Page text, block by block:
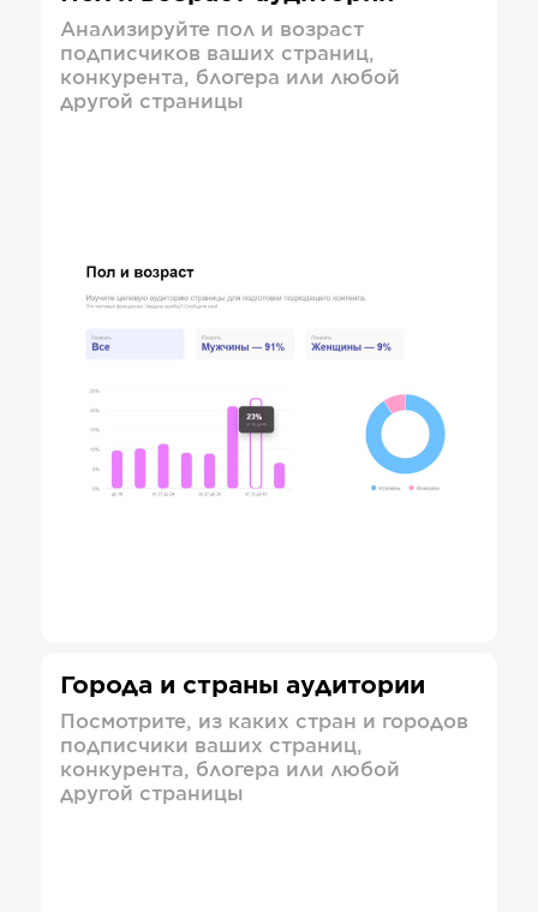
Анализируйте пол и возраст
подписчиков ваших страниц,
конкурента, блогера или любой
другой страницы
Города и страны аудитории
Посмотрите, из каких стран и городов
подписчики ваших страниц,
конкурента, блогера или любой
другой страницы